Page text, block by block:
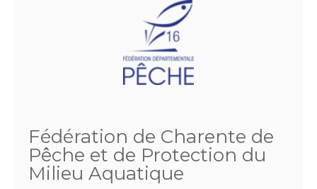
Fédération de Charente de
Pêche et de Protection du
Milieu Aquatique